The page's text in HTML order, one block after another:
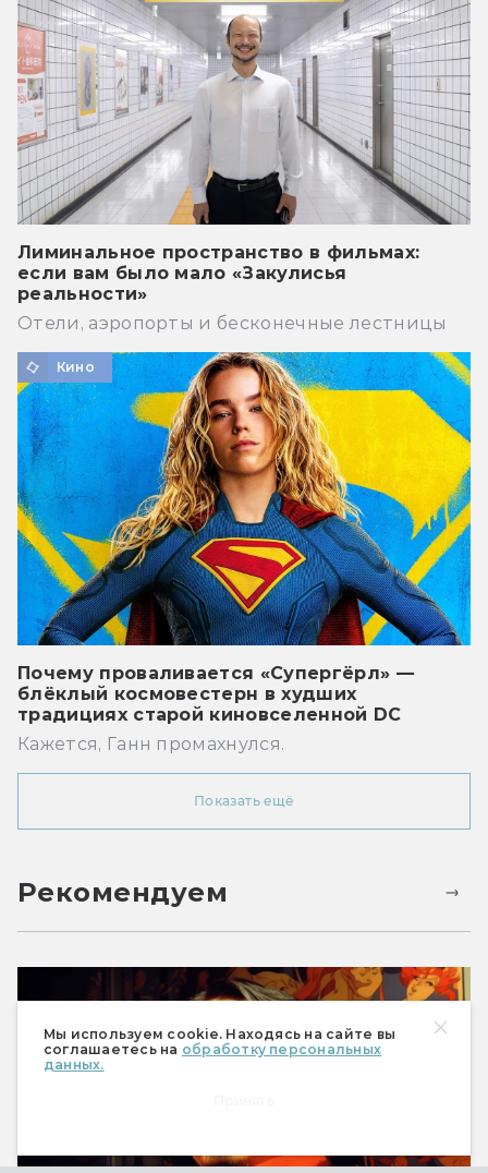
Мы используем cookie. Находясь на сайте вы
соглашаетесь на обработку персональных
данных.
Лиминальное пространство в фильмах:
если вам было мало «Закулисья
реальности»
Отели, аэропорты и бесконечные лестницы
Кино
Почему проваливается «Супергёрл» —
блёклый космовестерн в худших
традициях старой киновселенной DC
Кажется, Ганн промахнулся.
Показать ещё
Рекомендуем